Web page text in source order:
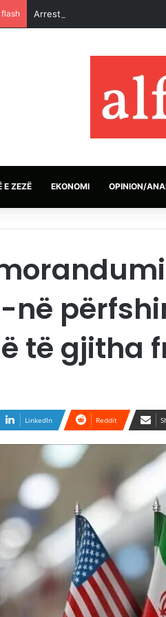
flash Arrestohet piloti, dyshohet se
E ZEZË EKONOMI OPINION/
në
të gjitha
LinkedIn Reddit